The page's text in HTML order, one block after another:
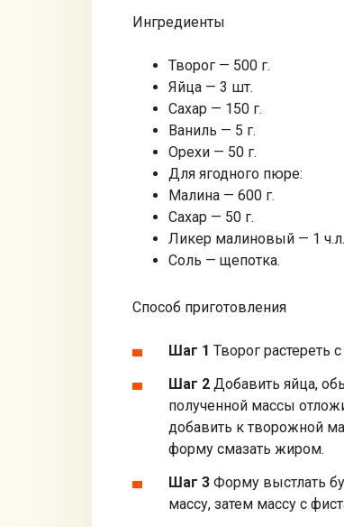
Ингредиенты
Творог — 500 г.
Яйца — 3 шт.
Сахар — 150 г.
Ваниль — 5 г.
Орехи — 50 г.
Для ягодного пюре:
Малина — 600 г.
Сахар — 50 г.
Ликер малиновый — 1 ч.л.
Соль — щепотка.
Способ приготовления
Шаг 1 Творог
Шаг 2 Добавить яйца,
полученной массы
добавить к творожной
форму смазать жиром.
Шаг 3 Форму выстлать
массу, затем массу с